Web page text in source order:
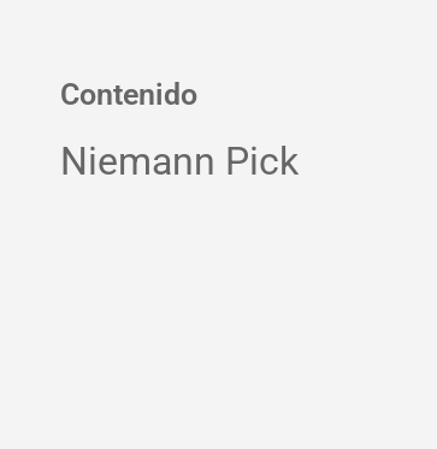
Contenido
Niemann Pick